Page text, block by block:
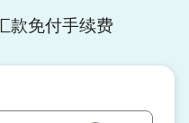
款免付手续费